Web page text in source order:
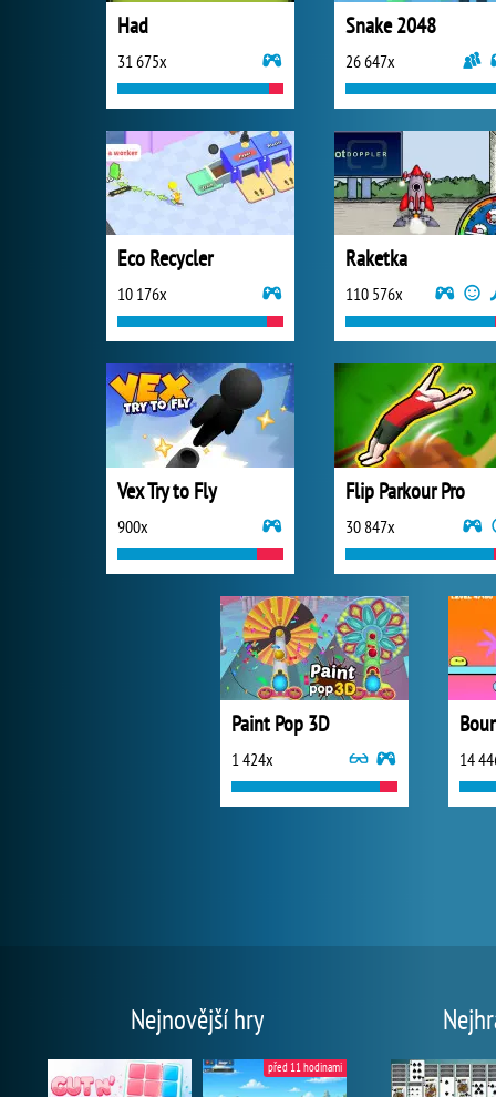
Had
31 675x
Snake 2048
26 647x
Eco Recycler
10 176x
Raketka
110 576x
Vex Try to Fly
900x
Flip Parkour Pro
30 847x
Paint Pop 3D
1 424x 14
Nejnovější hry
před 11 hodinami